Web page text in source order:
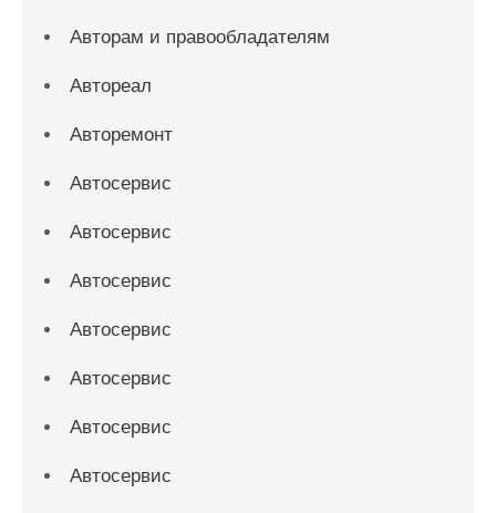
Авторам и правообладателям
Автореал
Авторемонт
Автосервис
Автосервис
Автосервис
Автосервис
Автосервис
Автосервис
Автосервис